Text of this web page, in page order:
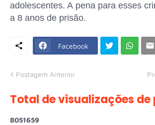
adolescentes. A pena para esses
a 8 anos de prisão.
Facebook
Postagem Anterior
Total de visualizações de
8051659